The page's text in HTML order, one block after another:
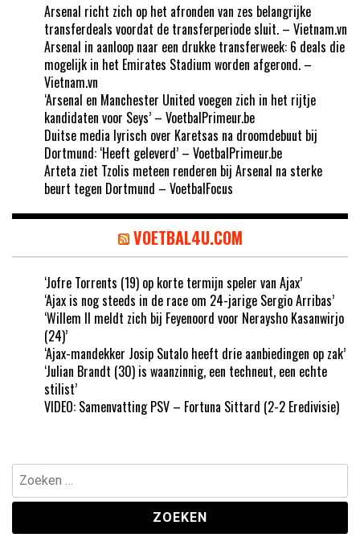
Arsenal richt zich op het afronden van zes belangrijke
transferdeals voordat de transferperiode sluit. – Vietnam.vn
Arsenal in aanloop naar een drukke transferweek: 6 deals die
mogelijk in het Emirates Stadium worden afgerond. –
Vietnam.vn
‘Arsenal en Manchester United voegen zich in het rijtje
kandidaten voor Seys’ – VoetbalPrimeur.be
Duitse media lyrisch over Karetsas na droomdebuut bij
Dortmund: ‘Heeft geleverd’ – VoetbalPrimeur.be
Arteta ziet Tzolis meteen renderen bij Arsenal na sterke
beurt tegen Dortmund – VoetbalFocus
VOETBAL4U.COM
‘Jofre Torrents (19) op korte termijn speler van Ajax’
‘Ajax is nog steeds in de race om 24-jarige Sergio Arribas’
‘Willem II meldt zich bij Feyenoord voor Neraysho Kasanwirjo
(24)’
‘Ajax-mandekker Josip Sutalo heeft drie aanbiedingen op zak’
‘Julian Brandt (30) is waanzinnig, een techneut, een echte
stilist’
VIDEO: Samenvatting PSV – Fortuna Sittard (2-2 Eredivisie)
Zoeken
naar: